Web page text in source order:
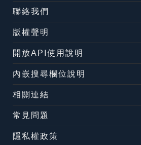
聯絡我們
版權聲明
開放API使用說明
內嵌搜尋欄位說明
相關連結
常見問題
隱私權政策